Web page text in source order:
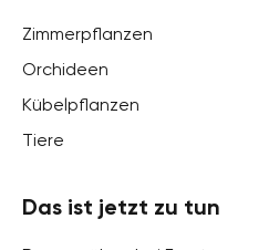
Zimmerpflanzen
Orchideen
Kübelpflanzen
Tiere
Das ist jetzt zu tun